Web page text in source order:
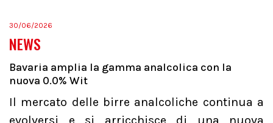
30/06/2026
NEWS
Bavaria amplia la gamma analcolica con la
nuova 0.0% Wit
Il mercato delle birre analcoliche continua a